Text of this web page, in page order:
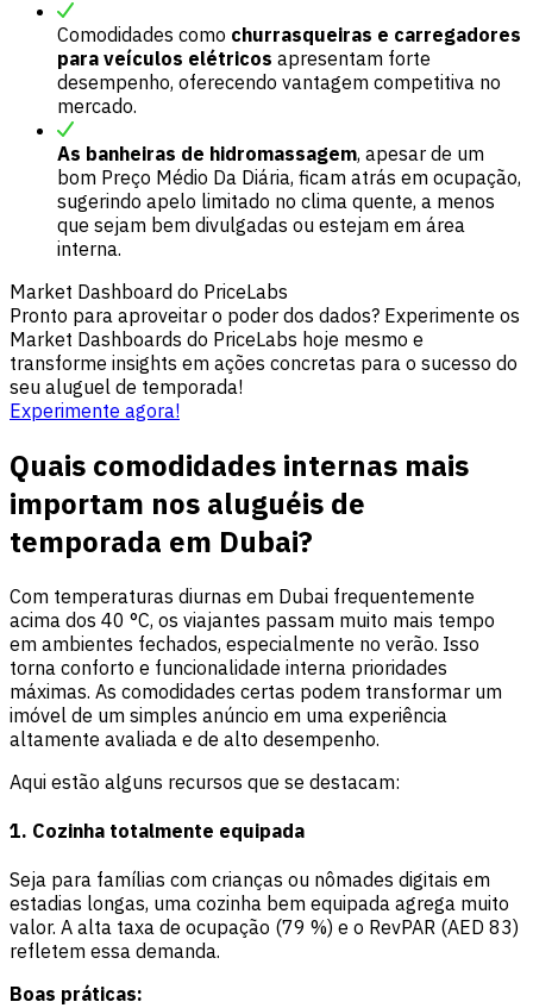
Comodidades como churrasqueiras e carregadores
para veículos elétricos apresentam forte
desempenho, oferecendo vantagem competitiva no
mercado.
As banheiras de hidromassagem, apesar de um
bom Preço Médio Da Diária, ficam atrás em ocupação,
sugerindo apelo limitado no clima quente, a menos
que sejam bem divulgadas ou estejam em área
interna.
Market Dashboard do PriceLabs
Pronto para aproveitar o poder dos dados? Experimente os
Market Dashboards do PriceLabs hoje mesmo e
transforme insights em ações concretas para o sucesso do
seu aluguel de temporada!
Experimente agora!
Quais comodidades internas mais
importam nos aluguéis de
temporada em Dubai?
Com temperaturas diurnas em Dubai frequentemente
acima dos 40 °C, os viajantes passam muito mais tempo
em ambientes fechados, especialmente no verão. Isso
torna conforto e funcionalidade interna prioridades
máximas. As comodidades certas podem transformar um
imóvel de um simples anúncio em uma experiência
altamente avaliada e de alto desempenho.
Aqui estão alguns recursos que se destacam:
1. Cozinha totalmente equipada
Seja para famílias com crianças ou nômades digitais em
estadias longas, uma cozinha bem equipada agrega muito
valor. A alta taxa de ocupação (79 %) e o RevPAR (AED 83)
refletem essa demanda.
Boas práticas: